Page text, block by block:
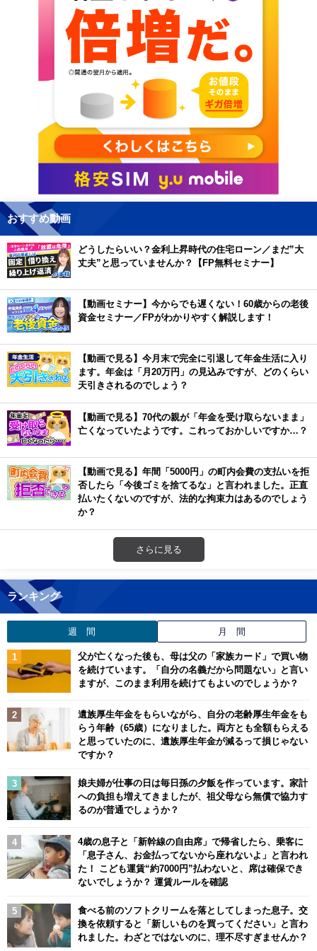
おすすめ動画
どうしたらいい？金利上昇時代の住宅ローン／まだ”大
丈夫”と思っていませんか？【FP無料セミナー】
【動画セミナー】今からでも遅くない！60歳からの老後
資金セミナー／FPがわかりやすく解説します！
【動画で見る】今月末で完全に引退して年金生活に入り
ます。年金は「月20万円」の見込みですが、どのくらい
天引きされるのでしょう？
【動画で見る】70代の親が「年金を受け取らないまま」
亡くなっていたようです。これっておかしいですか…？
【動画で見る】年間「5000円」の町内会費の支払いを拒
否したら「今後ゴミを捨てるな」と言われました。正直
払いたくないのですが、法的な拘束力はあるのでしょう
か？
さらに見る
ランキング
週 間 月 間
父が亡くなった後も、母は父の「家族カード」で買い物
を続けています。「自分の名義だから問題ない」と言い
ますが、このまま利用を続けてもよいのでしょうか？
遺族厚生年金をもらいながら、自分の老齢厚生年金をも
らう年齢（65歳）になりました。両方とも全額もらえる
と思っていたのに、遺族厚生年金が減るって損じゃない
ですか？
娘夫婦が仕事の日は毎日孫の夕飯を作っています。家計
への負担も増えてきましたが、祖父母なら無償で協力す
るのが普通でしょうか？
4歳の息子と「新幹線の自由席」で帰省したら、乗客に
「息子さん、お金払ってないから座れないよ」と言われ
た！ こども運賃“約7000円”払わないと、席は確保でき
ないでしょうか？ 運賃ルールを確認
食べる前のソフトクリームを落としてしまった息子。交
換を依頼すると「新しいものを買ってください」と言わ
れました。わざとではないのに、理不尽すぎませんか？